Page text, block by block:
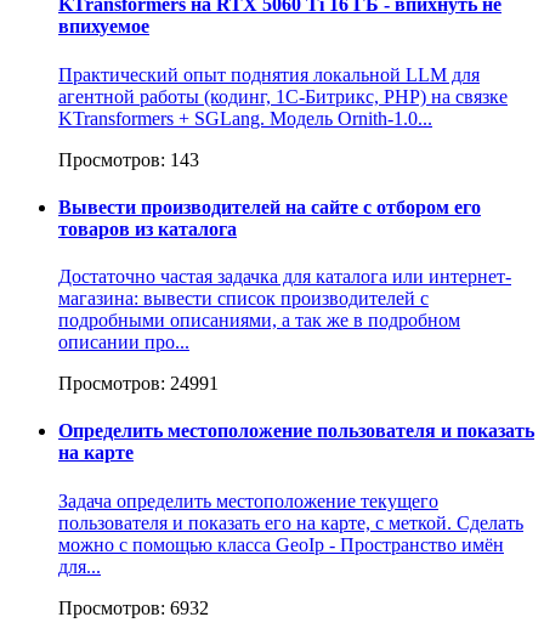
KTransformers на RTX 5060 Ti 16 ГБ - впихнуть не
впихуемое
Практический опыт поднятия локальной LLM для
агентной работы (кодинг, 1С-Битрикс, PHP) на связке
KTransformers + SGLang. Модель Ornith-1.0...
Просмотров: 143
Вывести производителей на сайте с отбором его
товаров из каталога
Достаточно частая задачка для каталога или интернет-
магазина: вывести список производителей с
подробными описаниями, а так же в подробном
описании про...
Просмотров: 24991
Определить местоположение пользователя и показать
на карте
Задача определить местоположение текущего
пользователя и показать его на карте, с меткой. Сделать
можно с помощью класса GeoIp - Пространство имён
для...
Просмотров: 6932